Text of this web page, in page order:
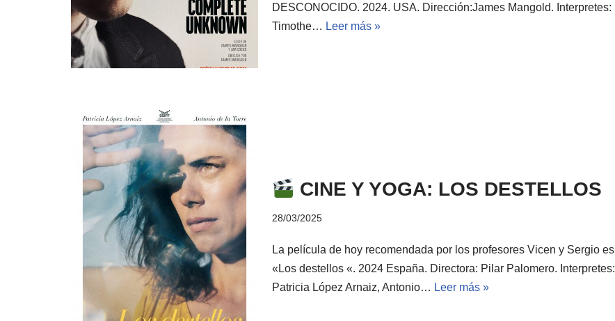
DESCONOCIDO. 2024. USA. Dirección:James Mangold. Interpretes:
Timothe… Leer más »
CINE Y YOGA: LOS DESTELLOS
28/03/2025
La película de hoy recomendada por los profesores Vicen y Sergio es
«Los destellos «. 2024 España. Directora: Pilar Palomero. Interpretes:
Patricia López Arnaiz, Antonio… Leer más »